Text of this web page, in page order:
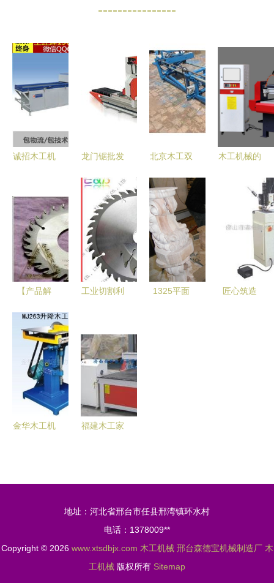
----------------
诚招木工机
篇章，打造
行业标杆服
务
龙门锯批发
械的选择与
应用
北京木工双
购指南 永
润木工机械
为何值得信
赖
木工机械的
【产品解
面刨专用硬
质合金锯片
120*30T规
格在建筑机
械中的应用
优势
工业切割利
工机械领域
的应用与选
择指南
1325平面
匠心筑造
金华木工机
福建木工家
价[供应]_木
工机械_世
界工厂网中
国产品信息
地址：河北省邢台市任县邢湾镇环水村
电话：1378009**
Copyright © 2026 www.xtsdbjx.com 木工机械 邢台森德宝机械制造厂 木
工机械 版权所有 Sitemap